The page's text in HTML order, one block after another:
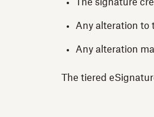
The signature
Any alteration to
Any alteration
The tiered